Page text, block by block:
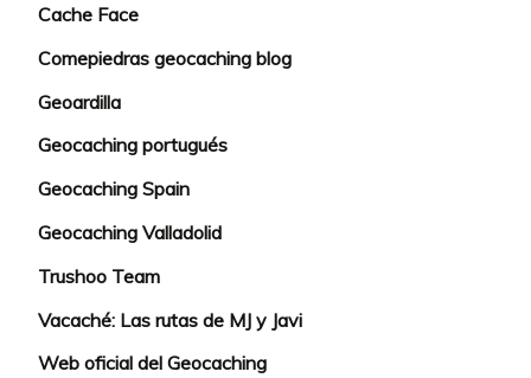
Cache Face
Comepiedras geocaching blog
Geoardilla
Geocaching portugués
Geocaching Spain
Geocaching Valladolid
Trushoo Team
Vacaché: Las rutas de MJ y Javi
Web oficial del Geocaching